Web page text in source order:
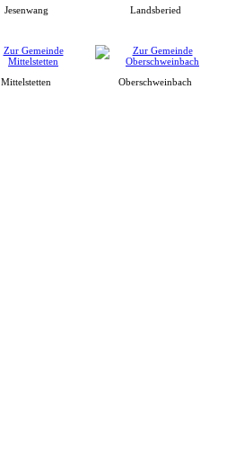
Jesenwang Landsberied
Mittelstetten Oberschweinbach